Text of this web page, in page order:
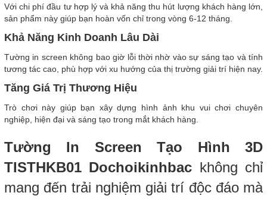
Với chi phí đầu tư hợp lý và khả năng thu hút lượng khách hàng lớn,
sản phẩm này giúp bạn hoàn vốn chỉ trong vòng 6-12 tháng.
Khả Năng Kinh Doanh Lâu Dài
Tường in screen không bao giờ lỗi thời nhờ vào sự sáng tạo và tính
tương tác cao, phù hợp với xu hướng của thị trường giải trí hiện nay.
Tăng Giá Trị Thương Hiệu
Trò chơi này giúp bạn xây dựng hình ảnh khu vui chơi chuyên
nghiệp, hiện đại và sáng tạo trong mắt khách hàng.
Tường In Screen Tạo Hình 3D
TISTHKB01 Dochoikinhbac không chỉ
mang đến trải nghiệm giải trí độc đáo mà